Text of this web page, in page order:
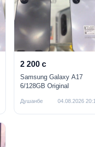
2 200 с
Samsung Galaxy A17
6/128GB Original
Душанбе 04.08.2026